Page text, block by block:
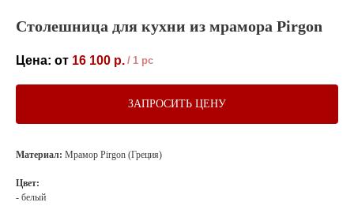
Столешница для кухни из мрамора Pirgon
16 100 р. / 1 pc
ЗАПРОСИТЬ ЦЕНУ
Материал: Мрамор Pirgon (Греция)
Цвет:
- белый